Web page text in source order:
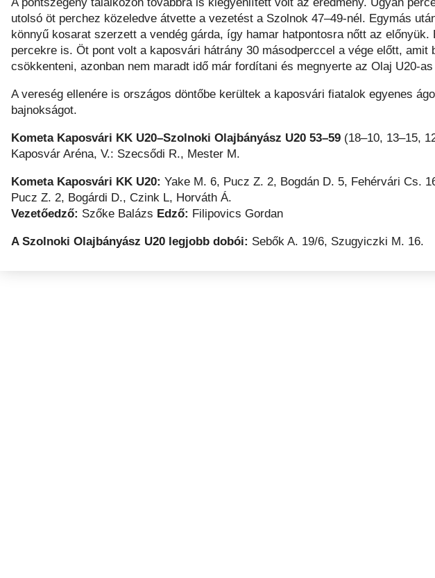
utolsó öt perchez közeledve átvette a vezetést a Szolnok 47–49-nél. Egymás
könnyű kosarat szerzett a vendég gárda, így hamar hatpontosra nőtt az
percekre is. Öt pont volt a kaposvári hátrány 30 másodperccel a vége előtt, amit
csökkenteni, azonban nem maradt idő már fordítani és megnyerte az Olaj U20-
A vereség ellenére is országos döntőbe kerültek a kaposvári fiatalok egyenes
bajnokságot.
Kometa Kaposvári KK U20–Szolnoki Olajbányász U20 53–59 (18–10, 13–15,
Kaposvár Aréna, V.: Szecsődi R., Mester M.
Kometa Kaposvári KK U20: Yake M. 6, Pucz Z. 2, Bogdán D. 5, Fehérvári Cs.
Pucz Z. 2, Bogárdi D., Czink L, Horváth Á.
Vezetőedző: Szőke Balázs Edző: Filipovics Gordan
A Szolnoki Olajbányász U20 legjobb dobói: Sebők A. 19/6, Szugyiczki M. 16.